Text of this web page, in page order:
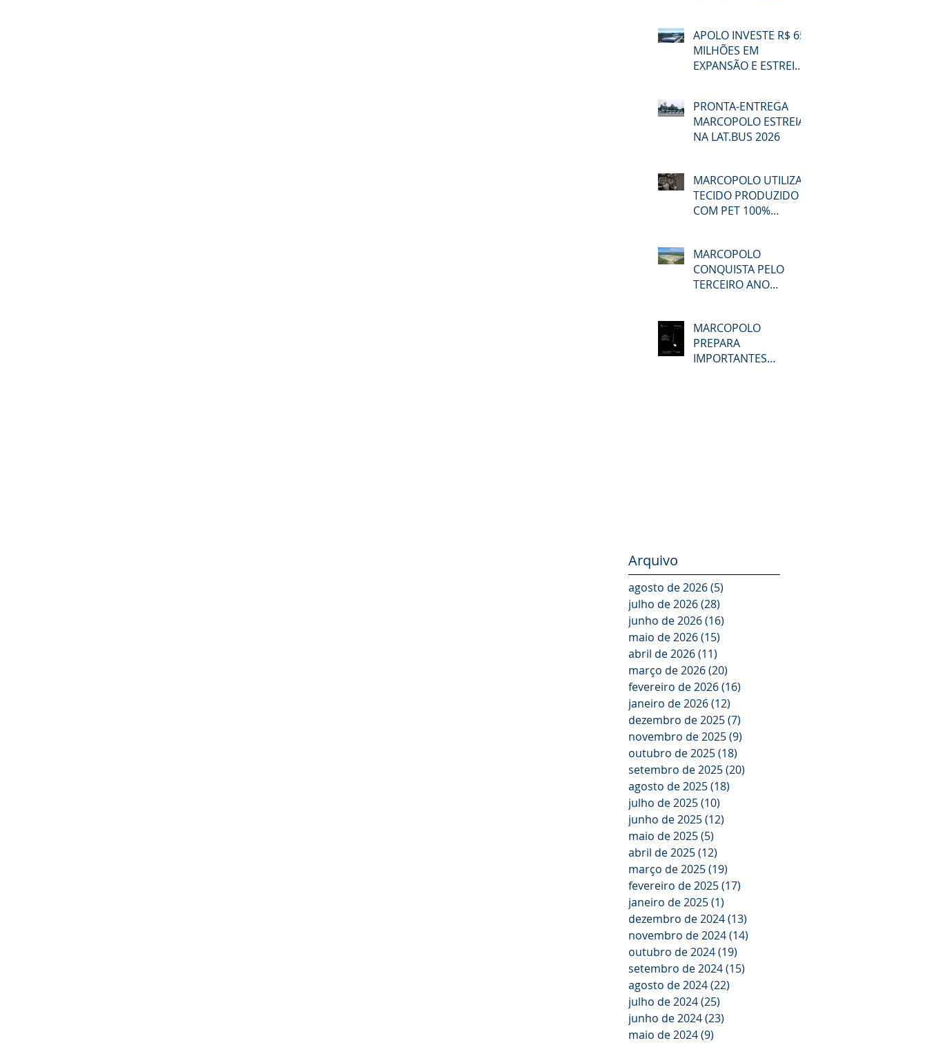
MERCADO BRASILEIRO
NO 2T26
APOLO INVESTE R$ 65
MILHÕES EM
EXPANSÃO E ESTREIA
PRONTA-ENTREGA
MARCOPOLO ESTREIA
NA LAT.BUS 2026
MARCOPOLO UTILIZA
TECIDO PRODUZIDO
COM PET 100%
MARCOPOLO
CONQUISTA PELO
TERCEIRO ANO
GPTW
MARCOPOLO
PREPARA
IMPORTANTES
Arquivo
agosto de 2026(5)
julho de 2026(28)
junho de 2026(16)
maio de 2026(15)
abril de 2026(11)
março de 2026(20)
fevereiro de 2026(16)
janeiro de 2026(12)
dezembro de 2025(7)
novembro de 2025(9)
outubro de 2025(18)
setembro de 2025(20)
agosto de 2025(18)
julho de 2025(10)
junho de 2025(12)
maio de 2025(5)
abril de 2025(12)
março de 2025(19)
fevereiro de 2025(17)
janeiro de 2025(1)
dezembro de 2024(13)
novembro de 2024(14)
outubro de 2024(19)
setembro de 2024(15)
agosto de 2024(22)
julho de 2024(25)
junho de 2024(23)
maio de 2024(9)